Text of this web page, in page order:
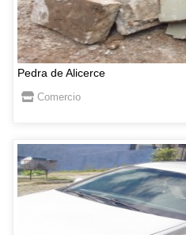
Pedra de Alicerce
Comercio